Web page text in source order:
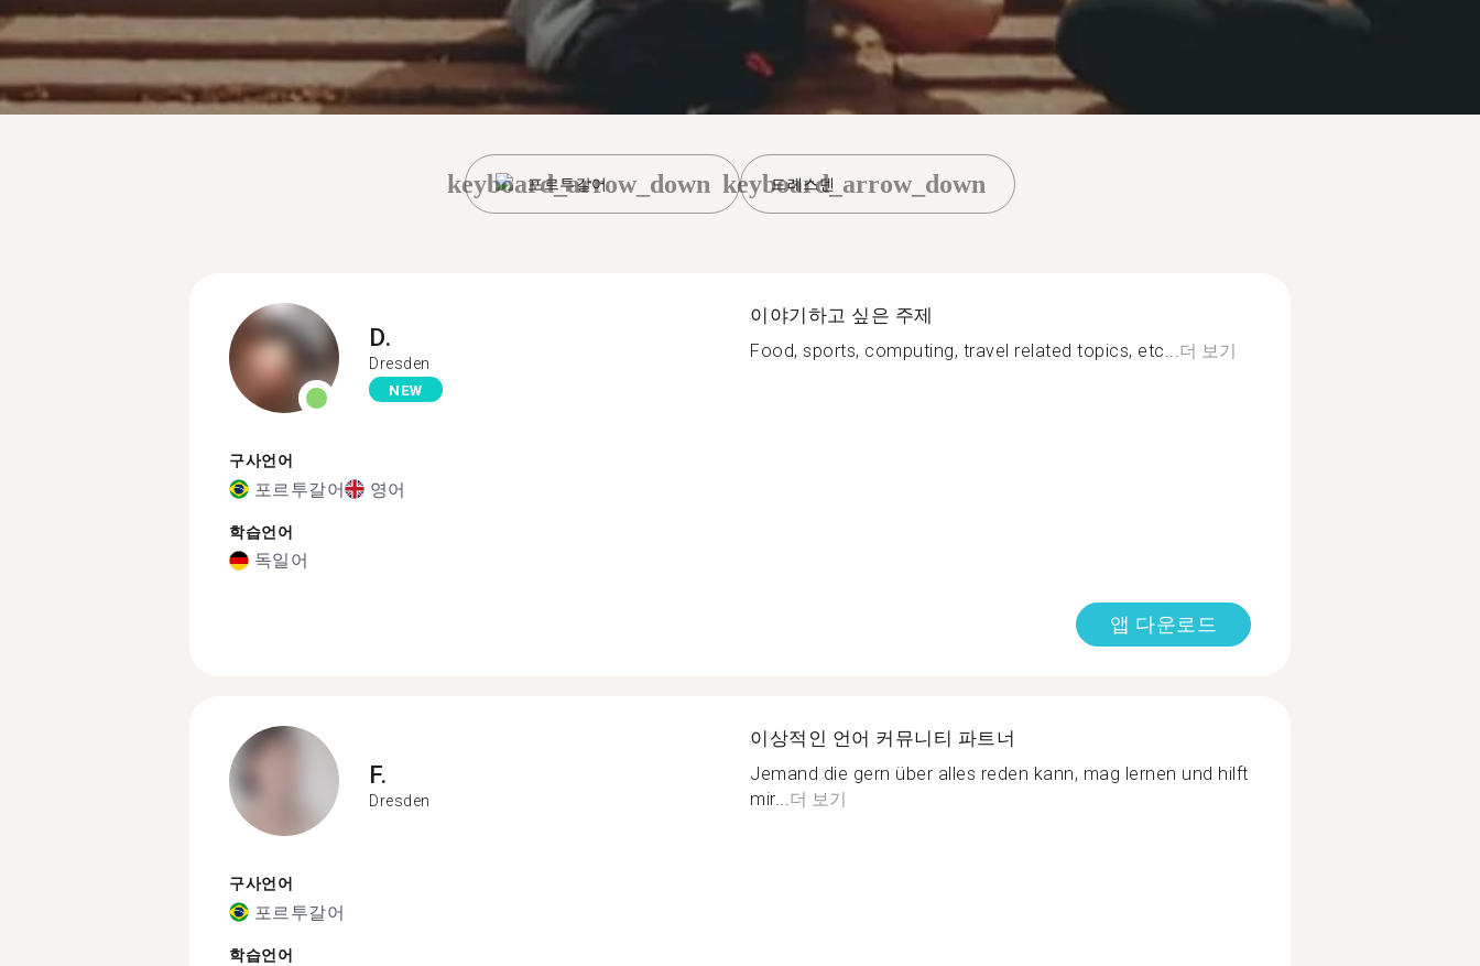
포르투갈어
keyboard_arrow_down 드레스덴
keyboard_arrow_down
D.
Dresden
NEW
구사언어
포르투갈어 영어
학습언어
독일어
이야기하고 싶은 주제
Food, sports, computing, travel related topics, etc...더 보기
앱 다운로드
F.
Dresden
구사언어
포르투갈어
학습언어
이상적인 언어 커뮤니티 파트너
Jemand die gern über alles reden kann, mag lernen und hilft
mir...더 보기